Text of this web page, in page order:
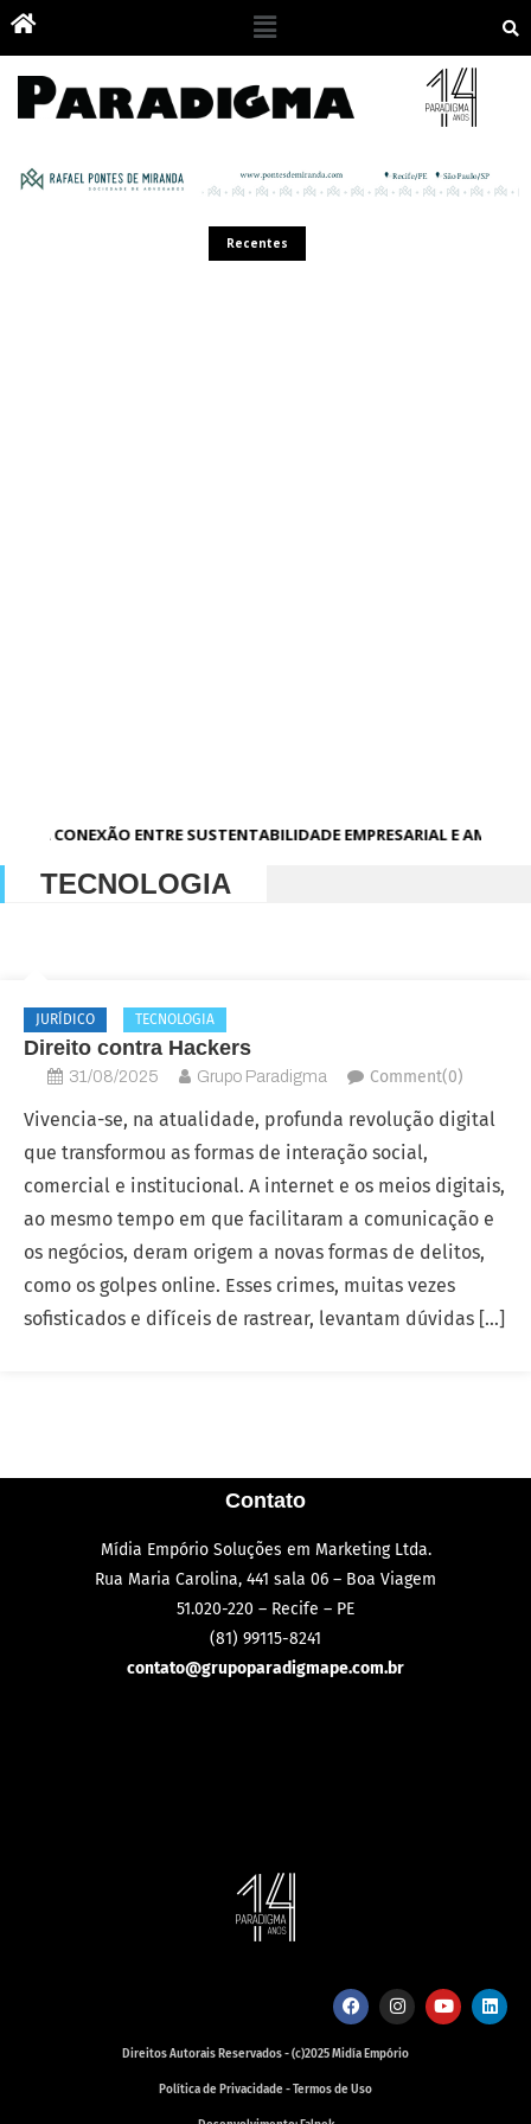
Recentes
A CONEXÃO ENTRE SUSTENTABILIDADE EMPRESARIAL E
TECNOLOGIA
JURÍDICO TECNOLOGIA
Direito contra Hackers
31/08/2025 Grupo Paradigma Comment(0)
Vivencia-se, na atualidade, profunda revolução digital
que transformou as formas de interação social,
comercial e institucional. A internet e os meios digitais,
ao mesmo tempo em que facilitaram a comunicação e
os negócios, deram origem a novas formas de delitos,
como os golpes online. Esses crimes, muitas vezes
sofisticados e difíceis de rastrear, levantam dúvidas […]
Contato
Mídia Empório Soluções em Marketing Ltda.
Rua Maria Carolina, 441 sala 06 – Boa Viagem
51.020-220 – Recife – PE
(81) 99115-8241
contato@grupoparadigmape.com.br
Política de Privacidade - Termos de Uso